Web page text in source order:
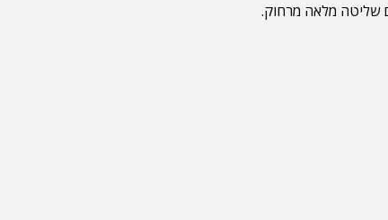
שליטה מלאה מרחוק.